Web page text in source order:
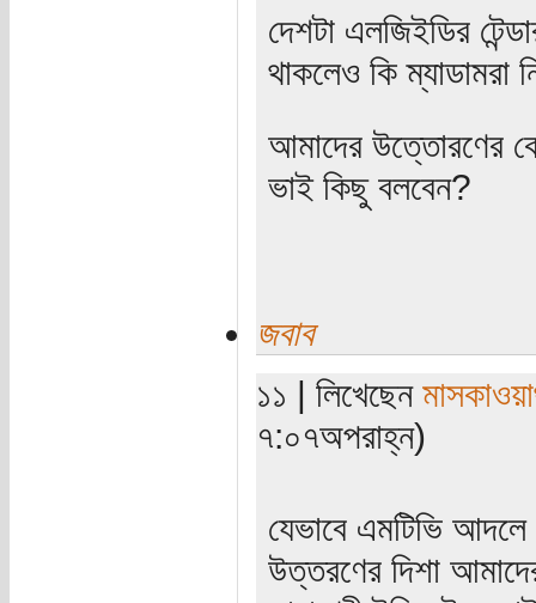
দেশটা এলজিইডির
থাকলেও কি
আমাদের উত্তোরণের
ভাই কিছু বলবেন?
জবাব
১১ | লিখেছেন
৭:০৭অপরাহ্ন)
যেভাবে এমটিভি
উত্তরণের দিশা আমাদের